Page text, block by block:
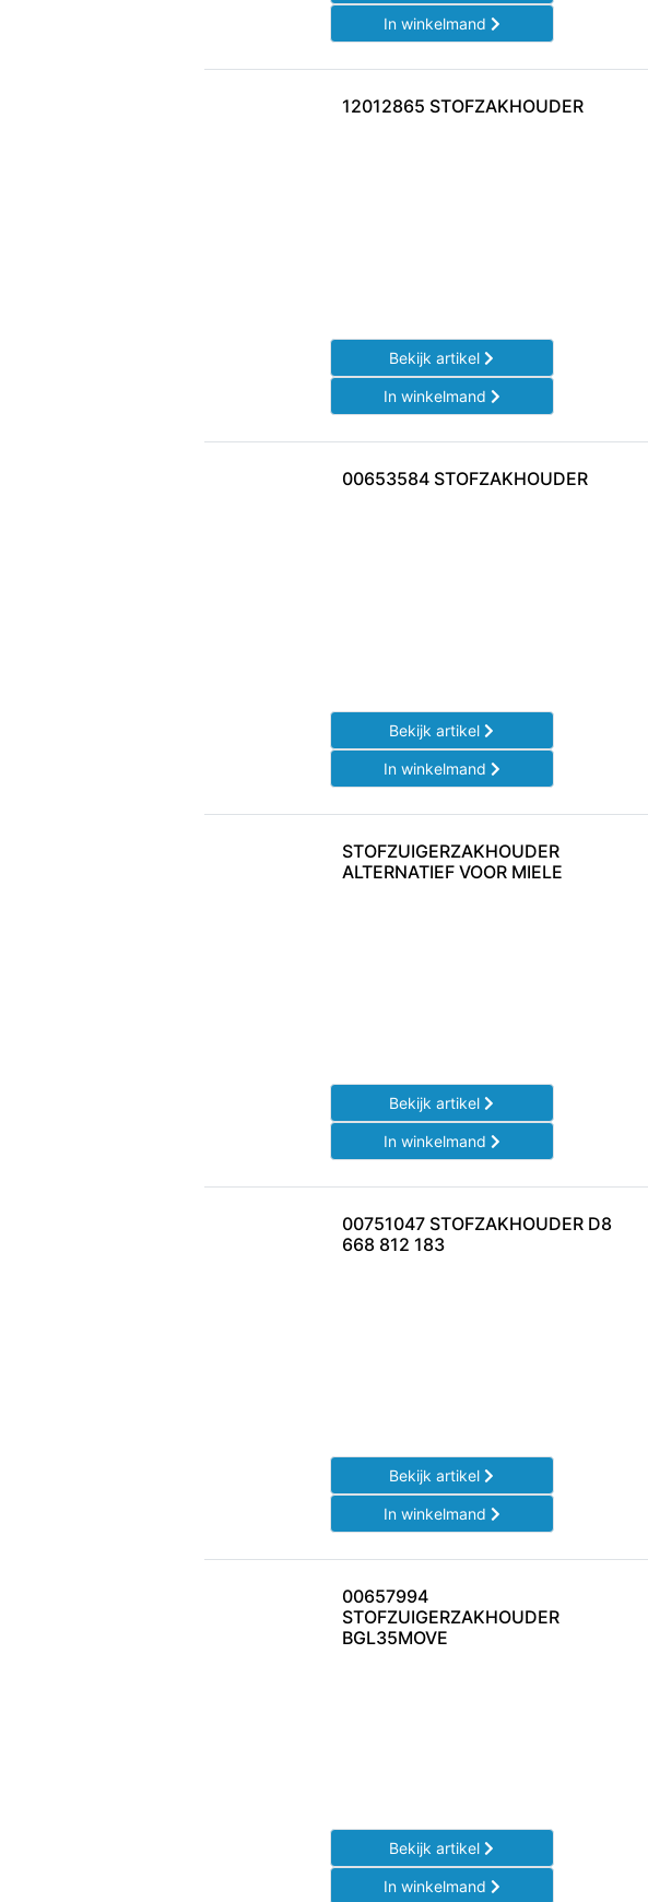
In winkelmand
12012865 STOFZAKHOUDER
Bekijk artikel
In winkelmand
00653584 STOFZAKHOUDER
Bekijk artikel
In winkelmand
STOFZUIGERZAKHOUDER
ALTERNATIEF VOOR MIELE
Bekijk artikel
In winkelmand
00751047 STOFZAKHOUDER D8
668 812 183
Bekijk artikel
In winkelmand
00657994
STOFZUIGERZAKHOUDER
BGL35MOVE
Bekijk artikel
In winkelmand